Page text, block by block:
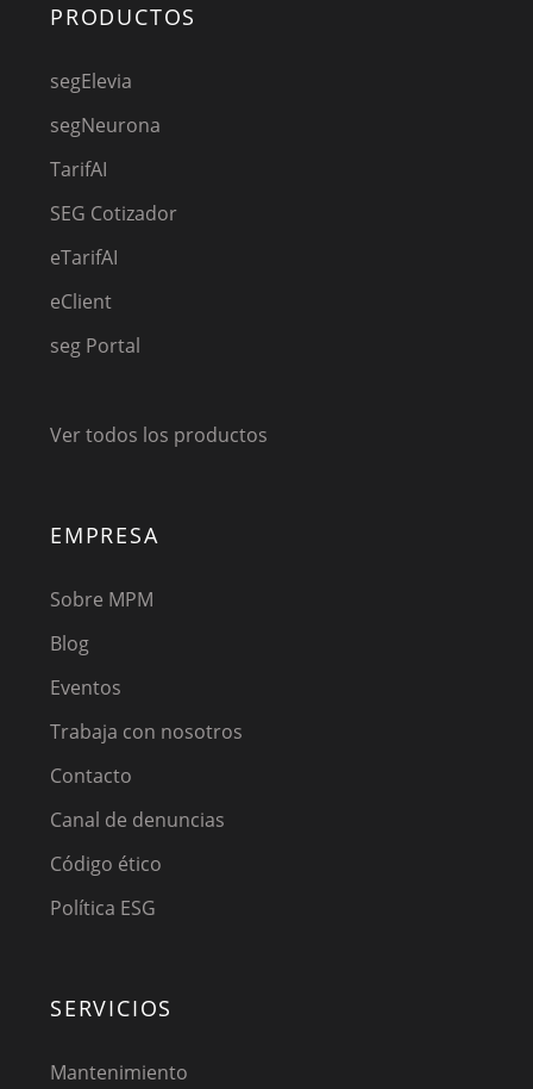
PRODUCTOS
segElevia
segNeurona
TarifAI
SEG Cotizador
eTarifAI
eClient
seg Portal
Ver todos los productos
EMPRESA
Sobre MPM
Blog
Eventos
Trabaja con nosotros
Contacto
Canal de denuncias
Código ético
Política ESG
SERVICIOS
Mantenimiento